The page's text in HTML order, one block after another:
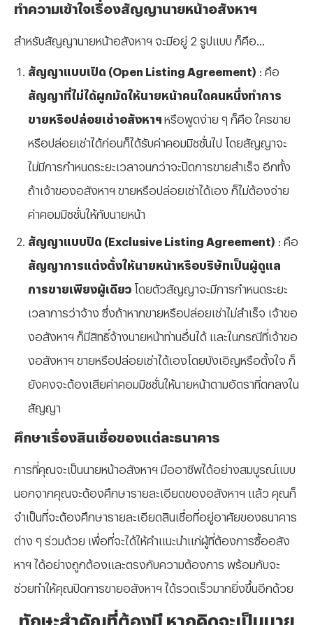
ทำความเข้าใจเรื่องสัญญานายหน้าอสังหาฯ
สำหรับสัญญานายหน้าอสังหาฯ จะมีอยู่ 2 รูปแบบ ก็คือ...
สัญญาแบบเปิด (Open Listing Agreement) : คือ
สัญญาที่ไม่ได้ผูกมัดให้นายหน้าคนใดคนหนึ่งทำการ
ขายหรือปล่อยเช่าอสังหาฯ หรือพูดง่าย ๆ ก็คือ ใครขาย
หรือปล่อยเช่าได้ก่อนก็ได้รับค่าคอมมิชชั่นไป โดยสัญญาจะ
ไม่มีการกำหนดระยะเวลาจนกว่าจะปิดการขายสำเร็จ อีกทั้ง
ถ้าเจ้าของอสังหาฯ ขายหรือปล่อยเช่าได้เอง ก็ไม่ต้องจ่าย
ค่าคอมมิชชั่นให้กับนายหน้า
สัญญาแบบปิด (Exclusive Listing Agreement) : คือ
สัญญาการแต่งตั้งให้นายหน้าหรือบริษัทเป็นผู้ดูแล
การขายเพียงผู้เดียว โดยตัวสัญญาจะมีการกำหนดระยะ
เวลาการว่าจ้าง ซึ่งถ้าหากขายหรือปล่อยเช่าไม่สำเร็จ เจ้าขอ
งอสังหาฯ ก็มีสิทธิ์จ้างนายหน้าท่านอื่นได้ และในกรณีที่เจ้าขอ
งอสังหาฯ ขายหรือปล่อยเช่าได้เองโดยบังเอิญหรือตั้งใจ ก็
ยังคงจะต้องเสียค่าคอมมิชชั่นให้นายหน้าตามอัตราที่ตกลงใน
สัญญา
ศึกษาเรื่องสินเชื่อของแต่ละธนาคาร
การที่คุณจะเป็นนายหน้าอสังหาฯ มืออาชีพได้อย่างสมบูรณ์แบบ
นอกจากคุณจะต้องศึกษารายละเอียดของอสังหาฯ แล้ว คุณก็
จำเป็นที่จะต้องศึกษารายละเอียดสินเชื่อที่อยู่อาศัยของธนาคาร
ต่าง ๆ ร่วมด้วย เพื่อที่จะได้ให้คำแนะนำแก่ผู้ที่ต้องการซื้ออสัง
หาฯ ได้อย่างถูกต้องและตรงกับความต้องการ พร้อมกับจะ
ช่วยทำให้คุณปิดการขายอสังหาฯ ได้รวดเร็วมากยิ่งขึ้นอีกด้วย
ทักษะสำคัญที่ต้องมี หากคิดจะเป็นนาย